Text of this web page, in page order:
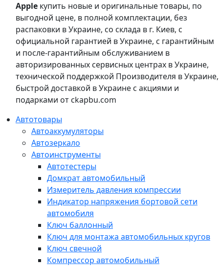
Apple купить новые и оригинальные товары, по
выгодной цене, в полной комплектации, без
распаковки в Украине, со склада в г. Киев, с
официальной гарантией в Украине, с гарантийным
и после-гарантийным обслуживанием в
авторизированных сервисных центрах в Украине,
технической поддержкой Производителя в Украине,
быстрой доставкой в Украине с акциями и
подарками от ckapbu.com
Автотовары
Автоаккумуляторы
Автозеркало
Автоинструменты
Автотестеры
Домкрат автомобильный
Измеритель давления компрессии
Индикатор напряжения бортовой сети
автомобиля
Ключ баллонный
Ключ для монтажа автомобильных кругов
Ключ свечной
Компрессор автомобильный